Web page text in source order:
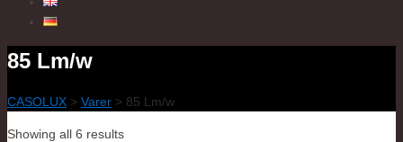
85 Lm/w
CASOLUX > Varer > 85 Lm/w
Showing all 6 results